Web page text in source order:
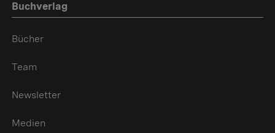
Buchverlag
Bücher
Team
Newsletter
Medien